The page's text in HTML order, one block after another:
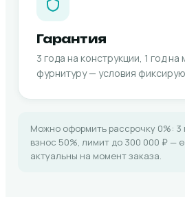
Гарантия
3 года на конструкции, 1 год
фурнитуру — условия
Можно оформить рассрочку 0%: 3
взнос 50%, лимит до 300 000 ₽ —
актуальны на момент заказа.